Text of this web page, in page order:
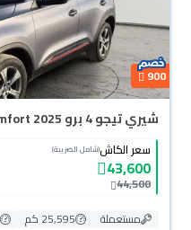
900
شيري تيجو 4 برو Comfort 2025
سعر الكاش(شامل الضريبة)
43,600
44,500
مستعملة 25,595 كم